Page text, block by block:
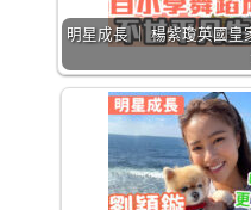
明星成長 ｜ 楊紫瓊英國